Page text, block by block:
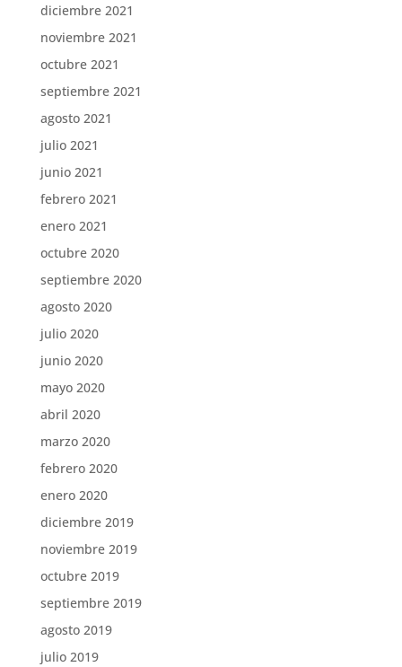
diciembre 2021
noviembre 2021
octubre 2021
septiembre 2021
agosto 2021
julio 2021
junio 2021
febrero 2021
enero 2021
octubre 2020
septiembre 2020
agosto 2020
julio 2020
junio 2020
mayo 2020
abril 2020
marzo 2020
febrero 2020
enero 2020
diciembre 2019
noviembre 2019
octubre 2019
septiembre 2019
agosto 2019
julio 2019